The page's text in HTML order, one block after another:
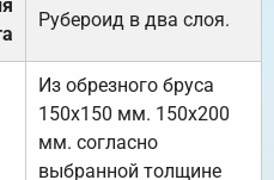
Рубероид в два слоя.
Из обрезного бруса
150х150 мм. 150х200
мм. согласно
выбранной толщине